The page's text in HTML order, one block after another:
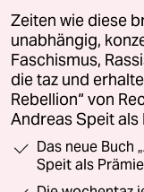
Zeiten wie diese
unabhängig,
Faschismus,
die taz und
Rebellion“ von
Andreas Speit als
Das neue Buch
Speit als Prämie